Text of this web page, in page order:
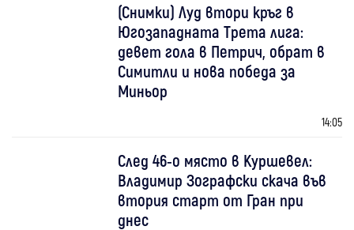
(Снимки) Луд втори кръг в
Югозападната Трета лига:
девет гола в Петрич, обрат в
Симитли и нова победа за
Миньор
14:05
След 46-о място в Куршевел:
Владимир Зографски скача във
втория старт от Гран при
днес